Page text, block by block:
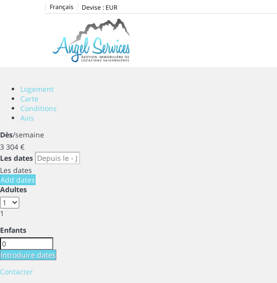
Français Devise : EUR
Logement
Carte
Conditions
Avis
Dès/semaine
3 304 €
Les dates
Les dates
Add dates
Adultes
1
Enfants
Introduire dates
Contacter